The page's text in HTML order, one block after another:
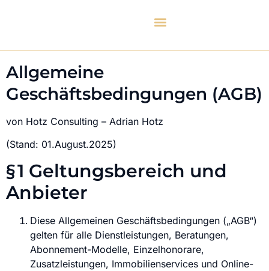
Allgemeine
Geschäftsbedingungen (AGB)
von Hotz Consulting – Adrian Hotz
(Stand: 01.August.2025)
§ 1 Geltungsbereich und
Anbieter
Diese Allgemeinen Geschäftsbedingungen („AGB“)
gelten für alle Dienstleistungen, Beratungen,
Abonnement-Modelle, Einzelhonorare,
Zusatzleistungen, Immobilienservices und Online-